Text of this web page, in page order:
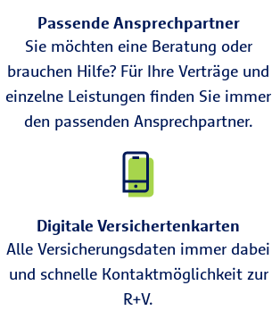
Passende Ansprechpartner
Sie möchten eine Beratung oder
brauchen Hilfe? Für Ihre Verträge und
einzelne Leistungen finden Sie immer
den passenden Ansprechpartner.
Digitale Versichertenkarten
Alle Versicherungsdaten immer dabei
und schnelle Kontaktmöglichkeit zur
R+V.